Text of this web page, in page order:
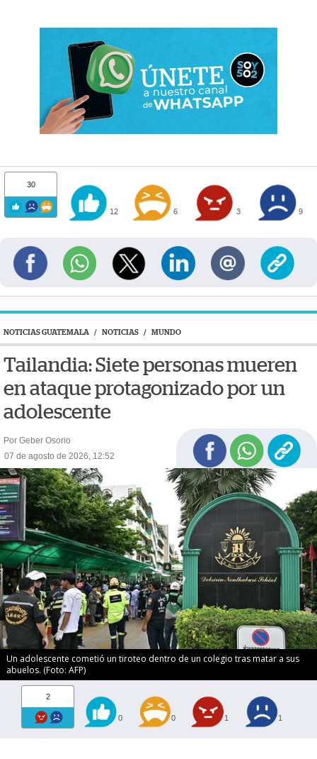
30
12 6 3 9
NOTICIAS GUATEMALA / NOTICIAS / MUNDO
Tailandia: Siete personas mueren
en ataque protagonizado por un
adolescente
Por Geber Osorio
07 de agosto de 2026, 12:52
Un adolescente cometió un tiroteo dentro de un colegio tras matar a sus
abuelos. (Foto: AFP)
2
0 0 1 1